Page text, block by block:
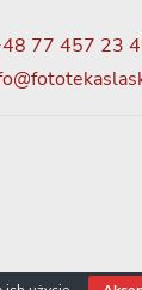
77 457 23